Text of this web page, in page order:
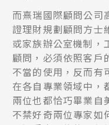
而熹瑞國際顧問公司
證理財規劃顧問方士
或家族辦公室機制，
顧問，必須依照客戶
不當的使用，反而
在各自專業領域中，
兩位也都恰巧畢業自
不禁好奇兩位專家如